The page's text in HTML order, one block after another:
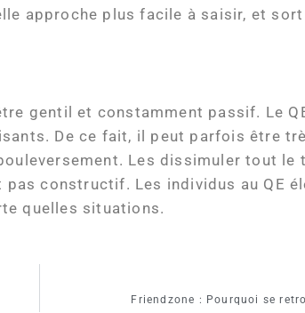
approche plus facile à saisir, et
gentil et constamment passif. Le
De ce fait, il peut parfois être
Les dissimuler tout le
constructif. Les individus au QE
quelles situations.
Friendzone : Pourquoi se